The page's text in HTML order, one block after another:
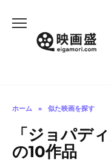
ホーム » 似た映画を探す
「ジョパデ
の10作品